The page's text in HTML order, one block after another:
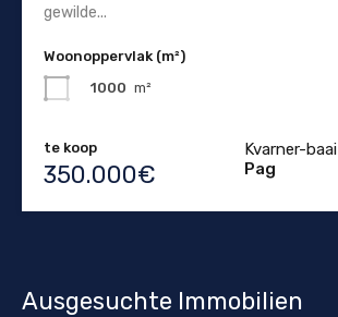
gewilde...
Woonoppervlak (m²)
1000 m²
te koop
350.000€
Kvarner-baai
Pag
Ausgesuchte Immobilien